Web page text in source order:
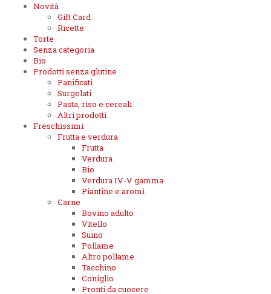
Novità
Gift Card
Ricette
Torte
Senza categoria
Bio
Prodotti senza glutine
Panificati
Surgelati
Pasta, riso e cereali
Altri prodotti
Freschissimi
Frutta e verdura
Frutta
Verdura
Bio
Verdura IV-V gamma
Piantine e aromi
Carne
Bovino adulto
Vitello
Suino
Pollame
Altro pollame
Tacchino
Coniglio
Pronti da cuocere